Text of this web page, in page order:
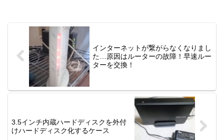
インターネットが繋がらなくなりまし
た…原因はルーターの故障！早速ルー
ターを交換！
3.5インチ内蔵ハードディスクを外付
けハードディスク化するケース